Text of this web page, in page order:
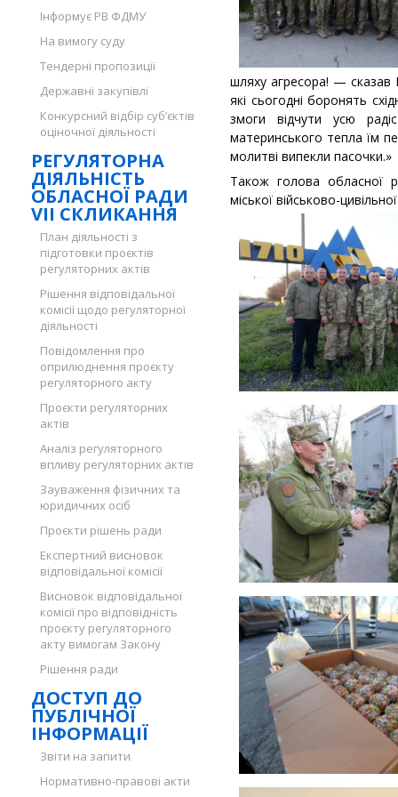
Інформує РВ ФДМУ
На вимогу суду
Тендерні пропозиції
Державні закупівлі
Конкурсний відбір суб’єктів
оціночної діяльності
РЕГУЛЯТОРНА
ДІЯЛЬНІСТЬ
ОБЛАСНОЇ РАДИ
VII СКЛИКАННЯ
План діяльності з
підготовки проєктів
регуляторних актів
Рішення відповідальної
комісії щодо регуляторної
діяльності
Повідомлення про
оприлюднення проєкту
регуляторного акту
Проєкти регуляторних
актів
Аналіз регуляторного
впливу регуляторних актів
Зауваження фізичних та
юридичних осіб
Проєкти рішень ради
Експертний висновок
відповідальної комісії
Висновок відповідальної
комісії про відповідність
проєкту регуляторного
акту вимогам Закону
Рішення ради
ДОСТУП ДО
ПУБЛІЧНОЇ
ІНФОРМАЦІЇ
Звіти на запити
Нормативно-правові акти
шляху агресора! —
які сьогодні боронять
змоги відчути усю
материнського тепла їм
молитві випекли пасочки.»
Також голова обласної
міської військово-